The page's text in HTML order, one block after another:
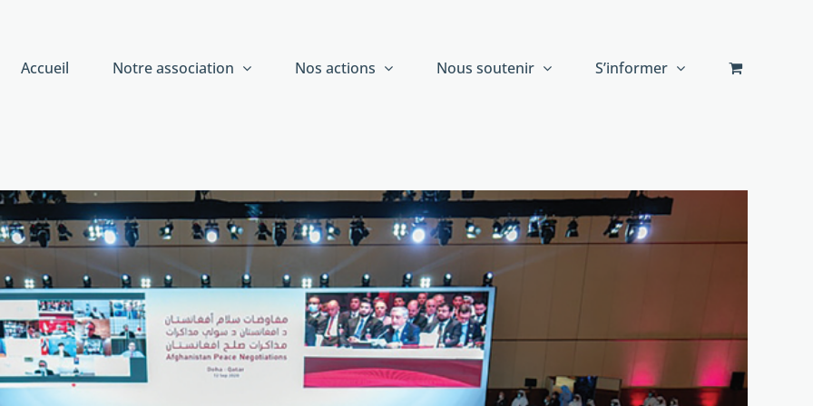
Accueil Notre association Nos actions Nous soutenir S’informer